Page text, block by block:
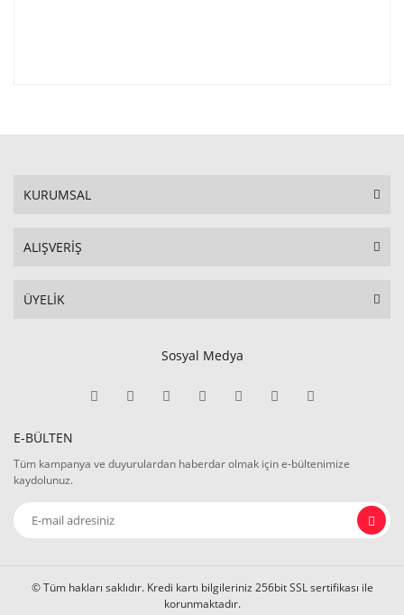
KURUMSAL
ALIŞVERİŞ
ÜYELİK
Sosyal Medya
E-BÜLTEN
Tüm kampanya ve duyurulardan haberdar olmak için e-bültenimize
kaydolunuz.
© Tüm hakları saklıdır. Kredi kartı bilgileriniz 256bit SSL sertifikası ile
korunmaktadır.